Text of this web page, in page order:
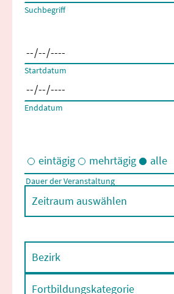
Es erscheinen Suchvorschläge,
Suchbegriff
Startdatum
Enddatum
Eintägige und/oder mehrtägige
eintägig mehrtägig alle
Dauer der Veranstaltung
Zeitraum auswählen
Bezirk
Fortbildungskategorie